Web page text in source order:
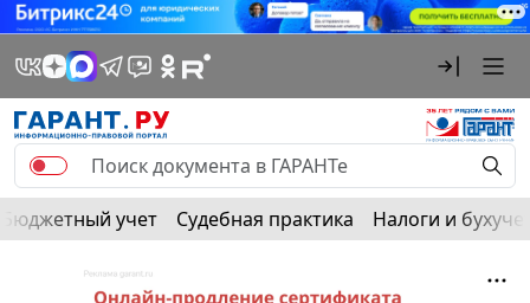
Бюджетный учет Судебная практика Налоги и